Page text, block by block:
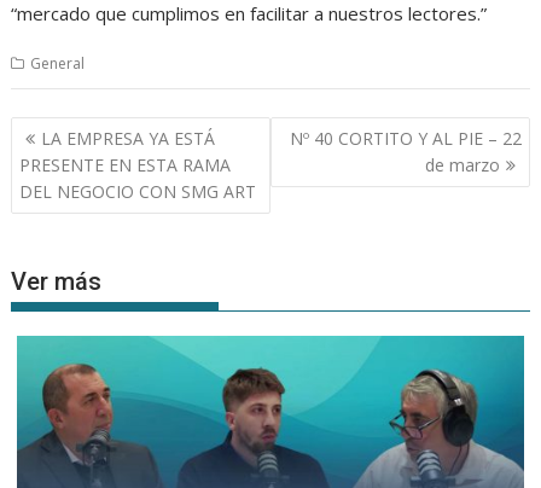
“mercado que cumplimos en facilitar a nuestros lectores.”
General
Navegación
de
entradas
LA EMPRESA YA ESTÁ
PRESENTE EN ESTA RAMA
DEL NEGOCIO CON SMG ART
Nº 40 CORTITO Y AL PIE – 22
de marzo
Ver más